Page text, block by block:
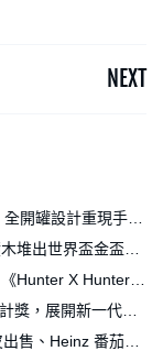
NEXT
開罐設計重現手打
堆出世界盃金盃，
Hunter X Hunter》
獎，展開新一代設
售、Heinz 番茄醬